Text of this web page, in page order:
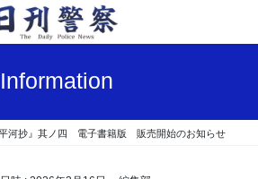
Information
平河抄』其ノ四 電子書籍版 販売開始のお知らせ